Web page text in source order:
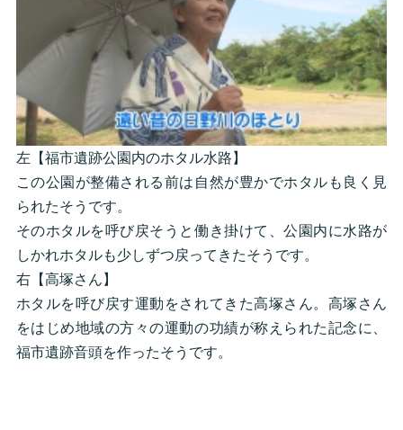
左【福市遺跡公園内のホタル水路】
この公園が整備される前は自然が豊かでホタルも良く見
られたそうです。
そのホタルを呼び戻そうと働き掛けて、公園内に水路が
しかれホタルも少しずつ戻ってきたそうです。
右【高塚さん】
ホタルを呼び戻す運動をされてきた高塚さん。高塚さん
をはじめ地域の方々の運動の功績が称えられた記念に、
福市遺跡音頭を作ったそうです。